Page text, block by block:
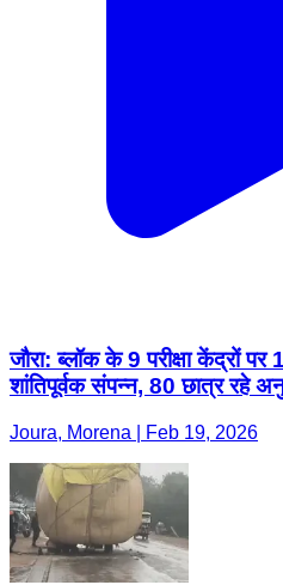
जौरा: ब्लॉक के 9 परीक्षा केंद्रों पर
शांतिपूर्वक संपन्न, 80 छात्र रहे
Joura, Morena | Feb 19, 2026